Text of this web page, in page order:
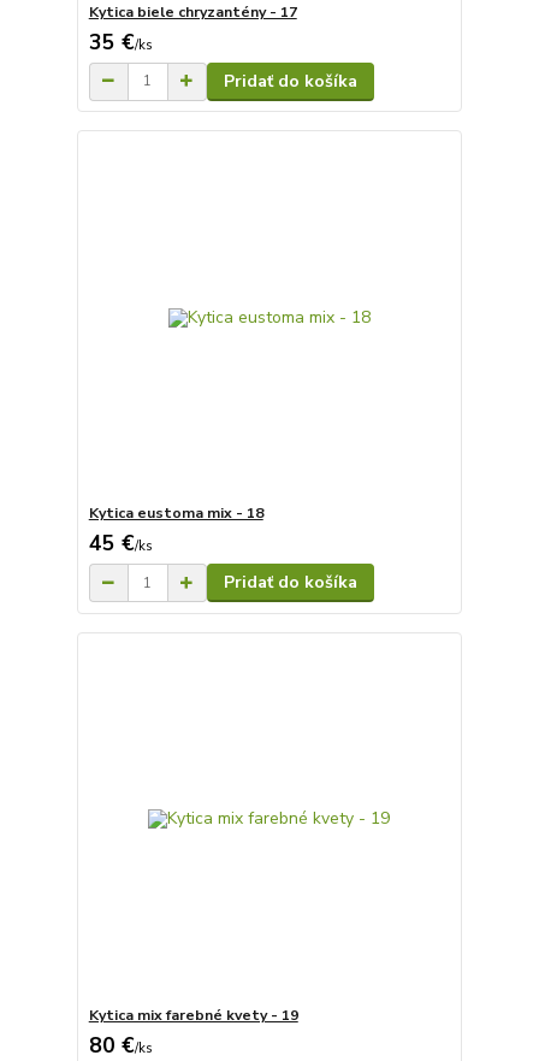
Kytica biele chryzantény - 17
35 €/ks
Pridať do košíka
Kytica eustoma mix - 18
45 €/ks
Pridať do košíka
Kytica mix farebné kvety - 19
80 €/ks